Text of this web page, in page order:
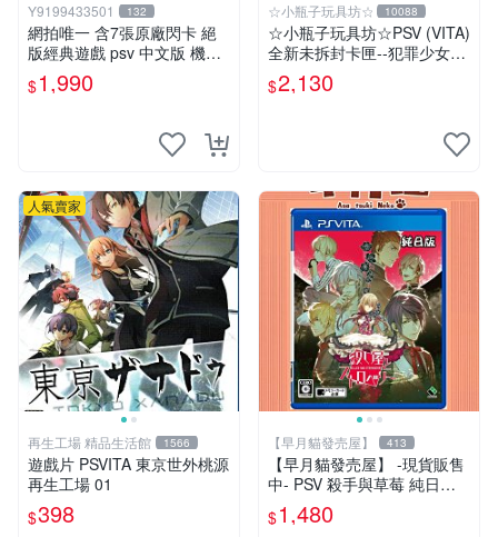
Y9199433501 132
網拍唯一 含7張原廠閃卡 絕
版經典遊戲 psv 中文版 機動
戰士 鋼彈 極限VS. FORCE
$1,990
☆小瓶子玩具坊☆ 10088
☆小瓶子玩具坊☆PSV (VITA)
全新未拆封卡匣--犯罪少女2
《Criminal Girls 2》限定版
(日版)
$2,130
人氣賣家
再生工場 精品生活館 1566
遊戲片 PSVITA 東京世外桃源
再生工場 01
$398
【早月貓發売屋】 413
【早月貓發売屋】 -現貨販售
中- PSV 殺手與草莓 純日版
日文版 ※戀愛×懸疑※ 戀愛AD
V遊戲
$1,480